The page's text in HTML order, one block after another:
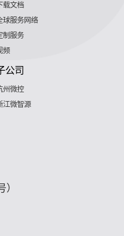
载文档
球服务网络
制服务
频
公司
州微控
江微智源